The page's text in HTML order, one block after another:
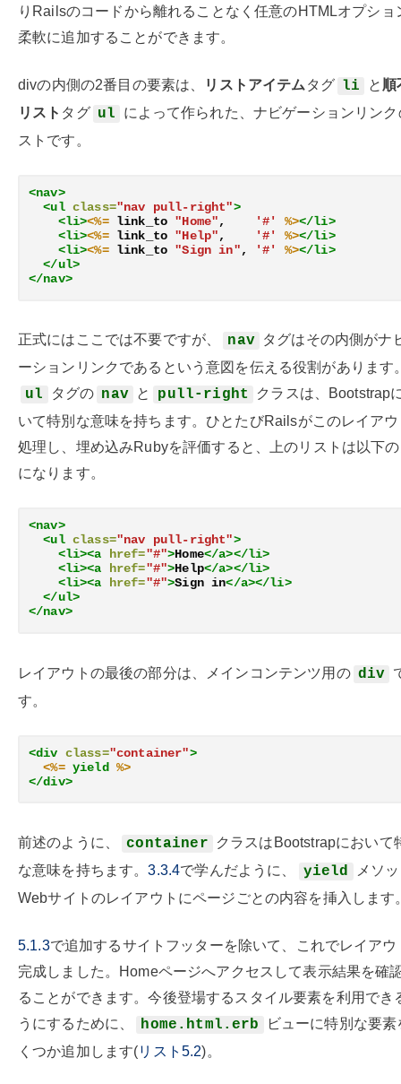
りRailsのコードから離れることなく任意のHTMLオプショ
柔軟に追加することができます。
divの内側の2番目の要素は、 リストアイテム タグ li と 順
リスト タグ ul
によって作られた、ナビゲーションリンク
ストです。
<nav>
<ul class="nav pull-right">
<li><%= link_to "Home", '#' %></li>
<li><%= link_to "Help", '#' %></li>
<li><%= link_to "Sign in", '#' %></li>
</ul>
</nav>
正式にはここでは不要ですが、 nav タグはその内側がナ
ーションリンクであるという意図を伝える役割があります
ul タグの nav と pull-right
クラスは、Bootstrap
いて特別な意味を持ちます。ひとたびRailsがこのレイア
処理し、埋め込みRubyを評価すると、上のリストは以下
になります。
<nav>
<ul class="nav pull-right">
<li><a
href="#">Home</a></li>
<li><a
href="#">Help</a></li>
<li><a
href="#">Sign in</a></li>
</ul>
</nav>
レイアウトの最後の部分は、メインコンテンツ用の div
す。
<div class="container">
<%= yield
%>
</div>
前述のように、 container
クラスはBootstrapにおいて
な意味を持ちます。3.3.4で学んだように、 yield
メソ
Webサイトのレイアウトにページごとの内容を挿入します
5.1.3で追加するサイトフッターを除いて、これでレイアウ
完成しました。Homeページへアクセスして表示結果を確
ることができます。今後登場するスタイル要素を利用でき
うにするために、
home.html.erb
ビューに特別な要素
くつか追加します(リスト5.2)。